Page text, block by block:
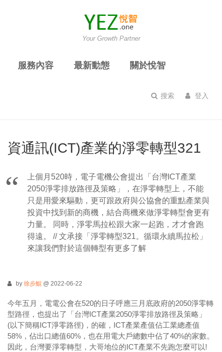
Your Growth Partner
服務內容 最新動態 關於悅智
搜索 登入
資通訊(ICT)產業的淨零轉型321
上個月520時，電子電機公會提出「台灣ICT產業
2050淨零排放路徑及策略」，在淨零轉型上，不能
只是用愛來驅動，更可跟政府與公協會的重點產業與
投資中找到新的商機，結合商機來做淨零轉型會更有
力量。 同時，淨零馬拉松跟大家一起跑，才才會跑
得遠。 // 文承接「淨零轉型321。循環永續馬拉松」
來讓我們對於這個轉型有更多了解
by 徐步鯤 @ 2022-06-22
今年五月，電電公會在520的日子呼應三月底政府的2050淨零轉
型路徑，也提出了「台灣ICT產業2050淨零排放路徑及策略」
(以下簡稱ICT淨零路徑)，的確，ICT產業產值佔工業總產值
58%，佔出口總值60%，也在用電大戶總數中佔了40%的家數。
因此，台灣要淨零轉型，大哥地位的ICT產業不先跑怎麼可以!